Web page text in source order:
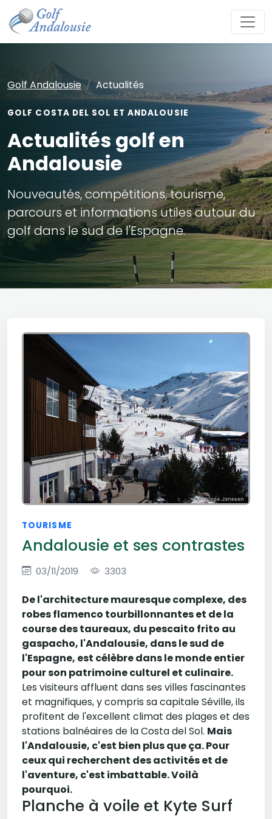
Golf Andalousie Actualités
GOLF COSTA DEL SOL ET ANDALOUSIE
Actualités golf en
Andalousie
Nouveautés, compétitions, tourisme,
parcours et informations utiles autour du
golf dans le sud de l'Espagne.
TOURISME
Andalousie et ses contrastes
03/11/2019 3303
De l'architecture mauresque complexe, des
robes flamenco tourbillonnantes et de la
course des taureaux, du pescaito frito au
gaspacho, l'Andalousie, dans le sud de
l'Espagne, est célèbre dans le monde entier
pour son patrimoine culturel et culinaire.
Les visiteurs affluent dans ses villes fascinantes
et magnifiques, y compris sa capitale Séville, ils
profitent de l'excellent climat des plages et des
stations balnéaires de la Costa del Sol. Mais
l'Andalousie, c'est bien plus que ça. Pour
ceux qui recherchent des activités et de
l'aventure, c'est imbattable. Voilà
pourquoi.
Planche à voile et Kyte Surf